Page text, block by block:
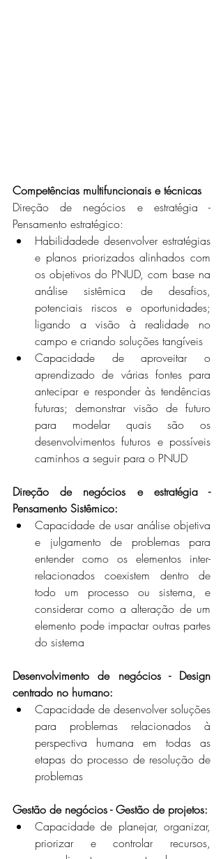
Competências multifuncionais e técnicas
Direção de negócios e estratégia -
Pensamento estratégico:
Habilidadede desenvolver estratégias
e planos priorizados alinhados com
os objetivos do PNUD, com base na
análise sistêmica de desafios,
potenciais riscos e oportunidades;
ligando a visão à realidade no
campo e criando soluções tangíveis
Capacidade de aproveitar o
aprendizado de várias fontes para
antecipar e responder às tendências
futuras; demonstrar visão de futuro
para modelar quais são os
desenvolvimentos futuros e possíveis
caminhos a seguir para o PNUD
Direção de negócios e estratégia -
Pensamento Sistêmico:
Capacidade de usar análise objetiva
e julgamento de problemas para
entender como os elementos inter-
relacionados coexistem dentro de
todo um processo ou sistema, e
considerar como a alteração de um
elemento pode impactar outras partes
do sistema
Desenvolvimento de negócios - Design
centrado no humano:
Capacidade de desenvolver soluções
para problemas relacionados à
perspectiva humana em todas as
etapas do processo de resolução de
problemas
Capacidade de planejar, organizar,
priorizar e controlar recursos,